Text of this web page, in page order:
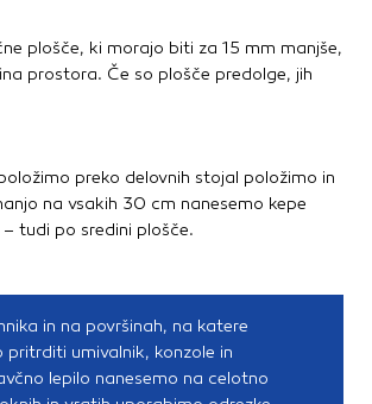
plošče, ki morajo biti za 15 mm manjše,
prostora. Če so plošče predolge, jih
preko delovnih stojal položimo in
na vsakih 30 cm nanesemo kepe
tudi po sredini plošče.
in na površinah, na katere
pritrditi umivalnik, konzole in
lepilo nanesemo na celotno